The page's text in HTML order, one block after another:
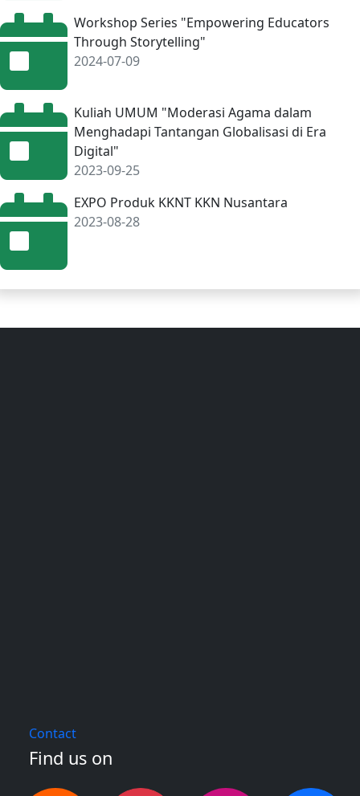
Workshop Series "Empowering Educators
Through Storytelling"
2024-07-09
Kuliah UMUM "Moderasi Agama dalam
Menghadapi Tantangan Globalisasi di Era
Digital"
2023-09-25
EXPO Produk KKNT KKN Nusantara
2023-08-28
Contact
Find us on